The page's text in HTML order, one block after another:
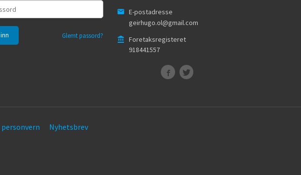
Glemt passord?
E-postadresse
geirhugo.ol@gmail.com
Foretaksregisteret
918441557
Nyhetsbrev